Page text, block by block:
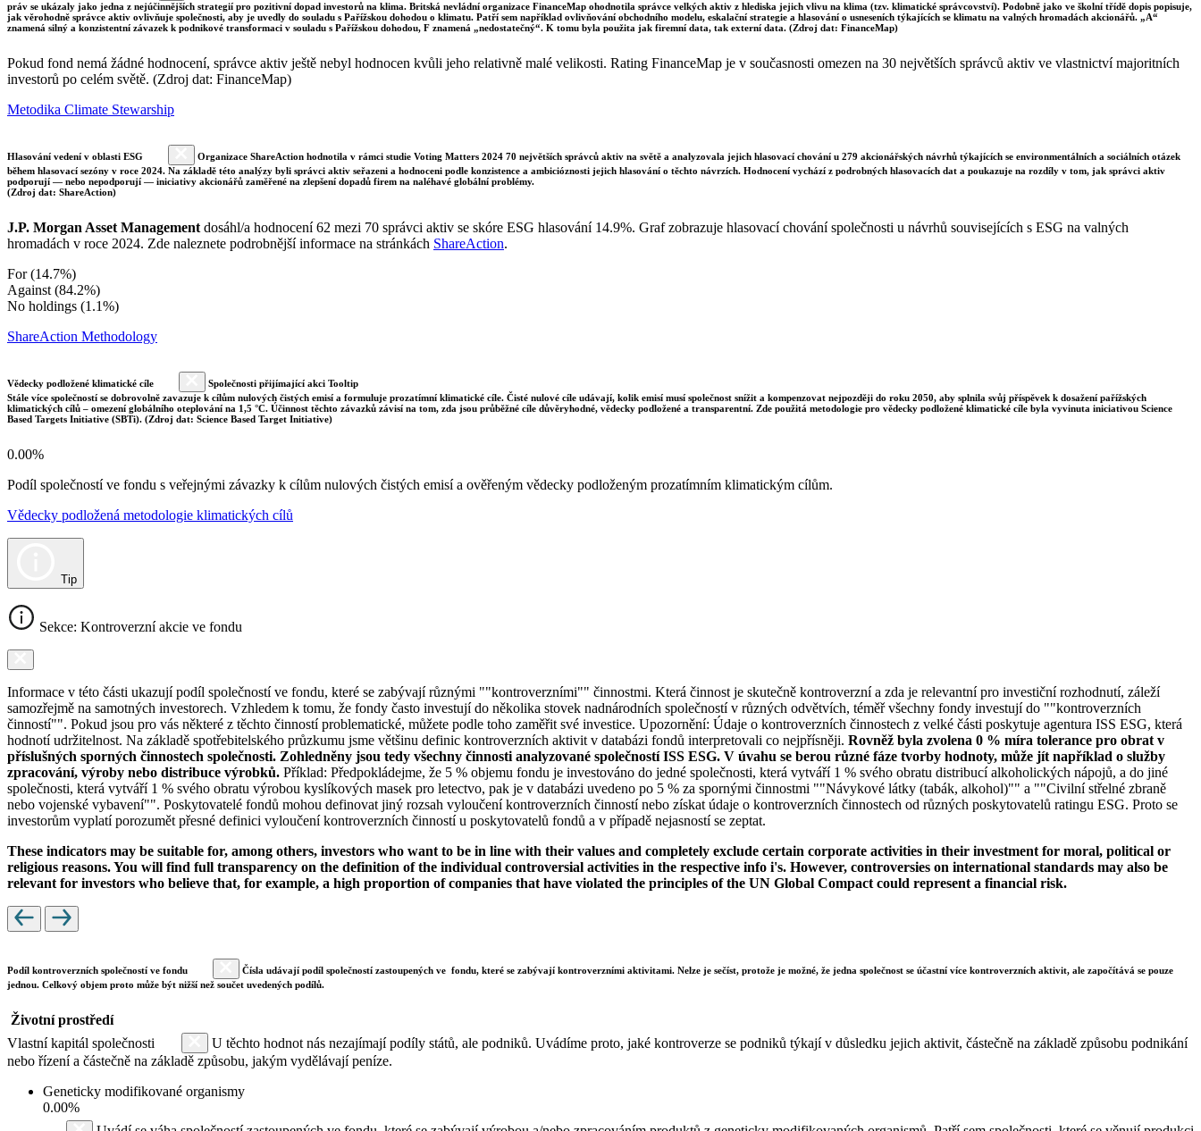
práv se ukázaly jako jedna z nejúčinnějších strategií pro pozitivní dopad investorů na klima. Britská nevládní organizace FinanceMap ohodnotila správce velkých aktiv z hlediska jejich vlivu na klima (tzv. klimatické správcovství). Podobně jako ve školní třídě dopis popisuje,
jak věrohodně správce aktiv ovlivňuje společnosti, aby je uvedly do souladu s Pařížskou dohodou o klimatu. Patří sem například ovlivňování obchodního modelu, eskalační strategie a hlasování o usneseních týkajících se klimatu na valných hromadách akcionářů. „A“
znamená silný a konzistentní závazek k podnikové transformaci v souladu s Pařížskou dohodou, F znamená „nedostatečný“. K tomu byla použita jak firemní data, tak externí data. (Zdroj dat: FinanceMap)
Pokud fond nemá žádné hodnocení, správce aktiv ještě nebyl hodnocen kvůli jeho relativně malé velikosti. Rating FinanceMap je v současnosti omezen na 30 největších správců aktiv ve vlastnictví majoritních
investorů po celém světě. (Zdroj dat: FinanceMap)
Metodika Climate Stewarship
Hlasování vedení v oblasti ESG
Organizace ShareAction hodnotila v rámci studie Voting Matters 2024 70 největších správců aktiv na světě a analyzovala jejich hlasovací chování u 279 akcionářských návrhů týkajících se environmentálních a sociálních otázek
během hlasovací sezóny v roce 2024. Na základě této analýzy byli správci aktiv seřazeni a hodnoceni podle konzistence a ambicióznosti jejich hlasování o těchto návrzích. Hodnocení vychází z podrobných hlasovacích dat a poukazuje na rozdíly v tom, jak správci aktiv
podporují — nebo nepodporují — iniciativy akcionářů zaměřené na zlepšení dopadů firem na naléhavé globální problémy.
(Zdroj dat: ShareAction)
J.P. Morgan Asset Management dosáhl/a hodnocení 62 mezi 70 správci aktiv se skóre ESG hlasování 14.9%. Graf zobrazuje hlasovací chování společnosti u návrhů souvisejících s ESG na valných
hromadách v roce 2024. Zde naleznete podrobnější informace na stránkách ShareAction.
For (14.7%)
Against (84.2%)
No holdings (1.1%)
ShareAction Methodology
Vědecky podložené klimatické cíle
Společnosti přijímající akci Tooltip
Stále více společností se dobrovolně zavazuje k cílům nulových čistých emisí a formuluje prozatímní klimatické cíle. Čisté nulové cíle udávají, kolik emisí musí společnost snížit a kompenzovat nejpozději do roku 2050, aby splnila svůj příspěvek k dosažení pařížských
klimatických cílů – omezení globálního oteplování na 1,5 °C. Účinnost těchto závazků závisí na tom, zda jsou průběžné cíle důvěryhodné, vědecky podložené a transparentní. Zde použitá metodologie pro vědecky podložené klimatické cíle byla vyvinuta iniciativou Science
Based Targets Initiative (SBTi). (Zdroj dat: Science Based Target Initiative)
0.00%
Podíl společností ve fondu s veřejnými závazky k cílům nulových čistých emisí a ověřeným vědecky podloženým prozatímním klimatickým cílům.
Vědecky podložená metodologie klimatických cílů
Tip
Sekce: Kontroverzní akcie ve fondu
Informace v této části ukazují podíl společností ve fondu, které se zabývají různými ""kontroverzními"" činnostmi. Která činnost je skutečně kontroverzní a zda je relevantní pro investiční rozhodnutí, záleží
samozřejmě na samotných investorech. Vzhledem k tomu, že fondy často investují do několika stovek nadnárodních společností v různých odvětvích, téměř všechny fondy investují do ""kontroverzních
činností"". Pokud jsou pro vás některé z těchto činností problematické, můžete podle toho zaměřit své investice. Upozornění: Údaje o kontroverzních činnostech z velké části poskytuje agentura ISS ESG, která
hodnotí udržitelnost. Na základě spotřebitelského průzkumu jsme většinu definic kontroverzních aktivit v databázi fondů interpretovali co nejpřísněji. Rovněž byla zvolena 0 % míra tolerance pro obrat v
příslušných sporných činnostech společnosti. Zohledněny jsou tedy všechny činnosti analyzované společností ISS ESG. V úvahu se berou různé fáze tvorby hodnoty, může jít například o služby
zpracování, výroby nebo distribuce výrobků. Příklad: Předpokládejme, že 5 % objemu fondu je investováno do jedné společnosti, která vytváří 1 % svého obratu distribucí alkoholických nápojů, a do jiné
společnosti, která vytváří 1 % svého obratu výrobou kyslíkových masek pro letectvo, pak je v databázi uvedeno po 5 % za spornými činnostmi ""Návykové látky (tabák, alkohol)"" a ""Civilní střelné zbraně
nebo vojenské vybavení"". Poskytovatelé fondů mohou definovat jiný rozsah vyloučení kontroverzních činností nebo získat údaje o kontroverzních činnostech od různých poskytovatelů ratingu ESG. Proto se
investorům vyplatí porozumět přesné definici vyloučení kontroverzních činností u poskytovatelů fondů a v případě nejasností se zeptat.
These indicators may be suitable for, among others, investors who want to be in line with their values and completely exclude certain corporate activities in their investment for moral, political or
religious reasons. You will find full transparency on the definition of the individual controversial activities in the respective info i's. However, controversies on international standards may also be
relevant for investors who believe that, for example, a high proportion of companies that have violated the principles of the UN Global Compact could represent a financial risk.
Podíl kontroverzních společností ve fondu
Čísla udávají podíl společností zastoupených ve fondu, které se zabývají kontroverzními aktivitami. Nelze je sečíst, protože je možné, že jedna společnost se účastní více kontroverzních aktivit, ale započítává se pouze
jednou. Celkový objem proto může být nižší než součet uvedených podílů.
Životní prostředí
Vlastní kapitál společnosti
U těchto hodnot nás nezajímají podíly států, ale podniků. Uvádíme proto, jaké kontroverze se podniků týkají v důsledku jejich aktivit, částečně na základě způsobu podnikání
nebo řízení a částečně na základě způsobu, jakým vydělávají peníze.
Geneticky modifikované organismy
0.00%